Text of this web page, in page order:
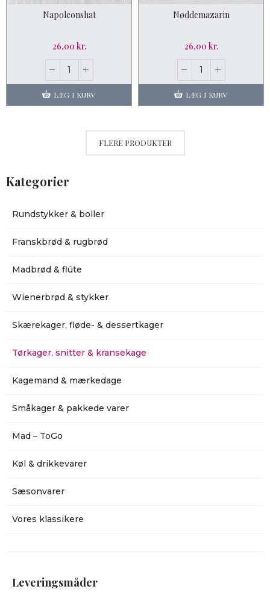
Napoleonshat
26,00 kr.
LÆG I KURV
Nøddemazarin
26,00 kr.
LÆG I KURV
FLERE PRODUKTER
Kategorier
Rundstykker & boller
Franskbrød & rugbrød
Madbrød & flúte
Wienerbrød & stykker
Skærekager, fløde- & dessertkager
Tørkager, snitter & kransekage
Kagemand & mærkedage
Småkager & pakkede varer
Mad – ToGo
Køl & drikkevarer
Sæsonvarer
Vores klassikere
Leveringsmåder